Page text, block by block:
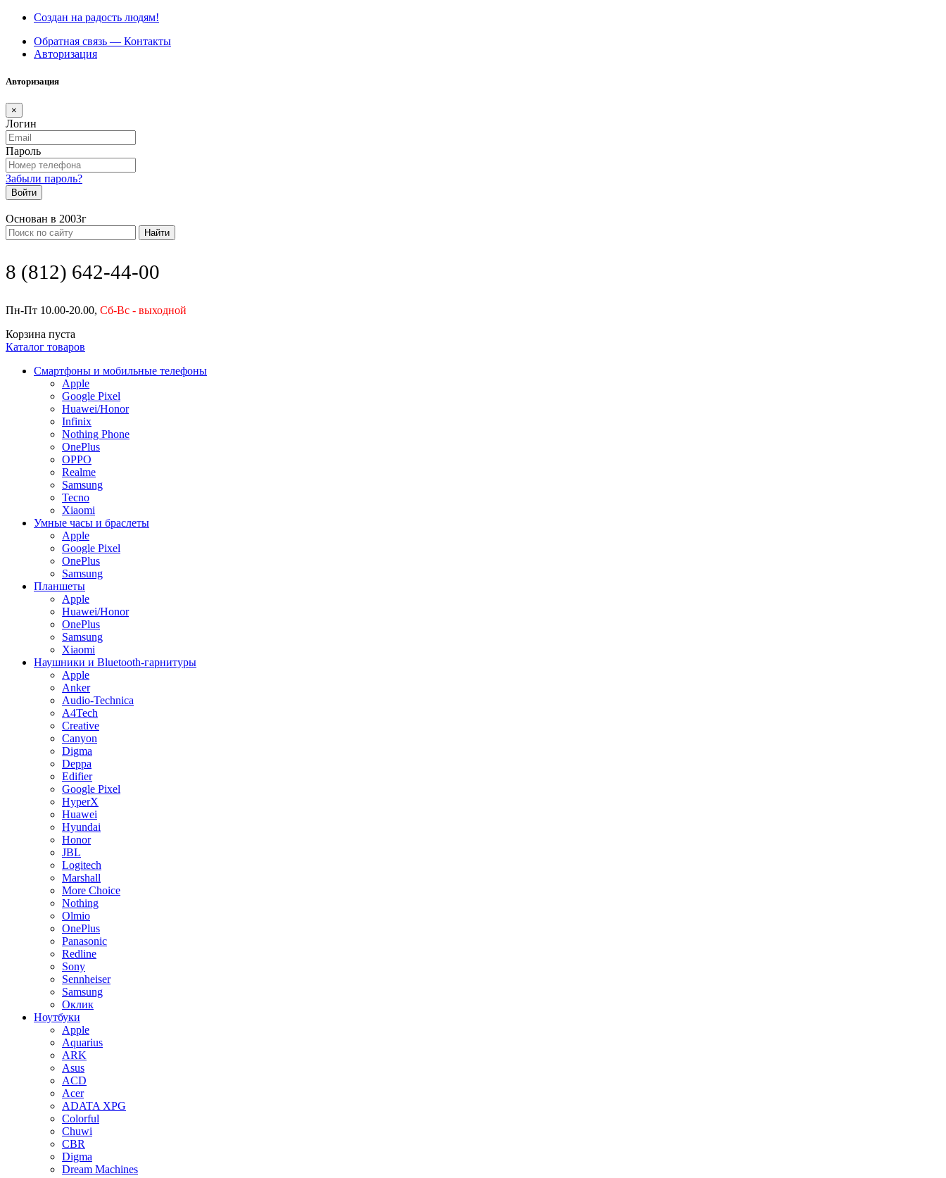
Создан на радость людям!
Обратная связь — Контакты
Авторизация
Авторизация
×
Логин
Пароль
Забыли пароль?
Войти
Основан в 2003г
Найти
8 (812) 642-44-00
Пн-Пт 10.00-20.00, Сб-Вс - выходной
Корзина пуста
Каталог товаров
Смартфоны и мобильные телефоны
Apple
Google Pixel
Huawei/Honor
Infinix
Nothing Phone
OnePlus
OPPO
Realme
Samsung
Tecno
Xiaomi
Умные часы и браслеты
Apple
Google Pixel
OnePlus
Samsung
Планшеты
Apple
Huawei/Honor
OnePlus
Samsung
Xiaomi
Наушники и Bluetooth-гарнитуры
Apple
Anker
Audio-Technica
A4Tech
Creative
Canyon
Digma
Deppa
Edifier
Google Pixel
HyperX
Huawei
Hyundai
Honor
JBL
Logitech
Marshall
More Choice
Nothing
Olmio
OnePlus
Panasonic
Redline
Sony
Sennheiser
Samsung
Оклик
Ноутбуки
Apple
Aquarius
ARK
Asus
ACD
Acer
ADATA XPG
Colorful
Chuwi
CBR
Digma
Dream Machines